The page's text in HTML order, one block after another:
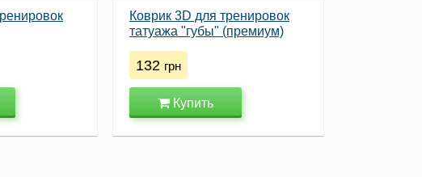
Коврик 3D для тренировок
татуажа "губы" (премиум)
132 грн
Купить